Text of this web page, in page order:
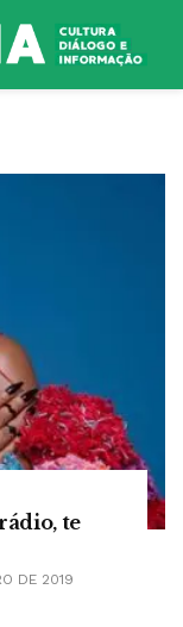
te
DE 2019